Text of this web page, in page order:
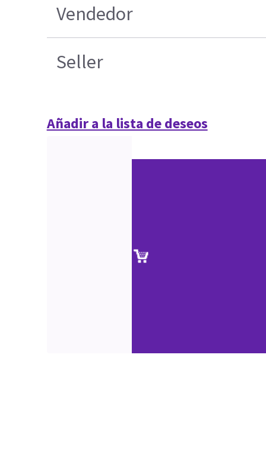
Vendedor
Seller
Añadir a la lista de deseos